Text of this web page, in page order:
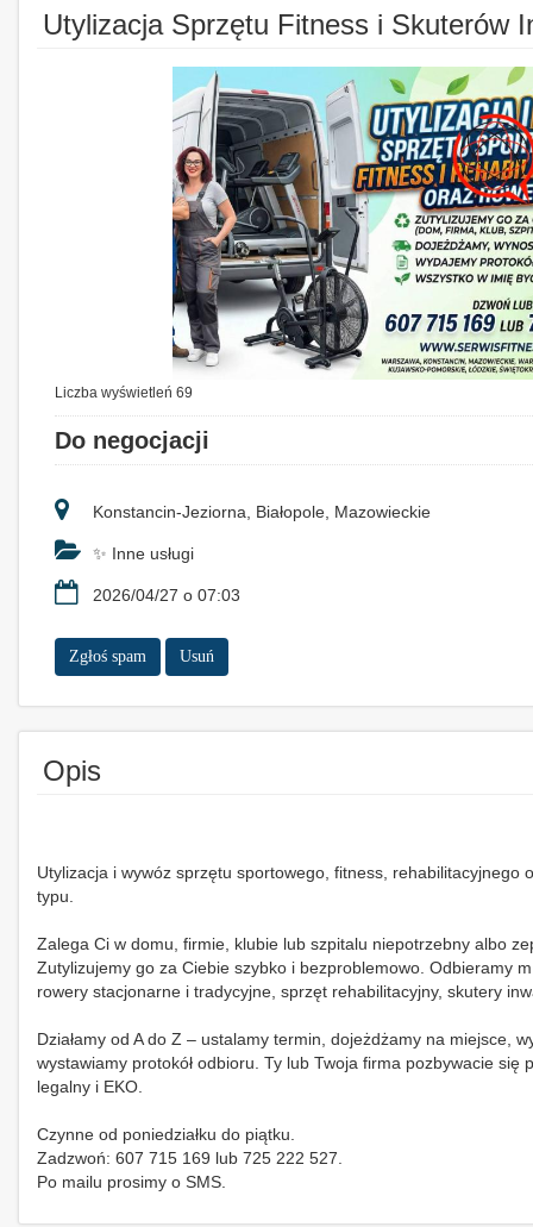
Utylizacja Sprzętu Fitness i Skuterów
Liczba wyświetleń 69
Do negocjacji
Konstancin-Jeziorna, Białopole, Mazowieckie
✨ Inne usługi
2026/04/27 o 07:03
Zgłoś spam Usuń
Opis
Utylizacja i wywóz sprzętu sportowego, fitness, rehabilitacyjnego
typu.
Zalega Ci w domu, firmie, klubie lub szpitalu niepotrzebny albo
Zutylizujemy go za Ciebie szybko i bezproblemowo. Odbieramy
rowery stacjonarne i tradycyjne, sprzęt rehabilitacyjny, skutery
Działamy od A do Z – ustalamy termin, dojeżdżamy na miejsce,
wystawiamy protokół odbioru. Ty lub Twoja firma pozbywacie się
legalny i EKO.
Czynne od poniedziałku do piątku.
Zadzwoń: 607 715 169 lub 725 222 527.
Po mailu prosimy o SMS.